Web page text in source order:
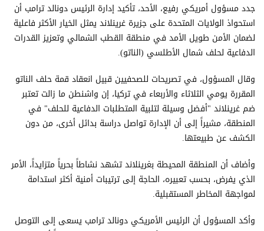
جدد مسؤول أمريكي رفيع، الأحد، تأكيد إدارة الرئيس دونالد ترامب أن
استحواذ الولايات المتحدة على جزيرة غرينلاند يمثل الخيار الأكثر فاعلية
لضمان الأمن طويل الأمد في منطقة القطب الشمالي وتعزيز القدرات
الدفاعية لحلف شمال الأطلسي (الناتو).
وقال المسؤول، في تصريحات للصحفيين قبيل انعقاد قمة حلف الناتو
المقررة يومي الثلاثاء والأربعاء في تركيا، إن واشنطن ما زالت تعتبر
ضم غرينلاند "أفضل وسيلة لتلبية المتطلبات الدفاعية للحلف" في
المنطقة، مشيراً إلى أن الإدارة تواصل دراسة بدائل أخرى، من دون
الكشف عن طبيعتها.
وأضاف أن المنطقة المحيطة بغرينلاند تشهد نشاطاً بحرياً متزايداً، الأمر
الذي يفرض، بحسب تعبيره، الحاجة إلى ترتيبات أمنية أكثر استدامة
لمواجهة المخاطر المستقبلية.
وأكد المسؤول أن الرئيس الأمريكي دونالد ترامب يسعى إلى التوصل